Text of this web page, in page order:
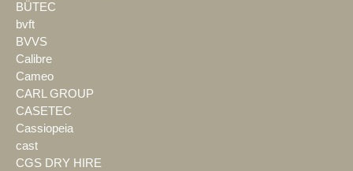
BÜTEC
bvft
BVVS
Calibre
Cameo
CARL GROUP
CASETEC
Cassiopeia
cast
CGS DRY HIRE